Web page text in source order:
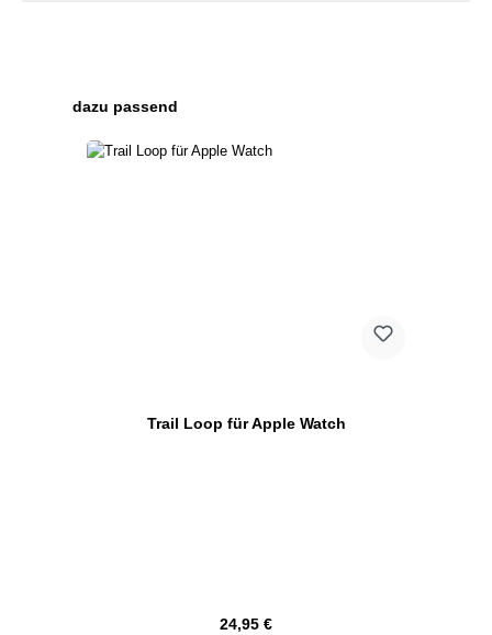
Produktgalerie überspringen
dazu passend
Trail Loop für Apple Watch
Regulärer Preis:
24,95 €